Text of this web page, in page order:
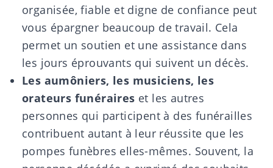
organisée, fiable et digne de confiance peut
vous épargner beaucoup de travail. Cela
permet un soutien et une assistance dans
les jours éprouvants qui suivent un décès.
Les aumôniers, les musiciens, les
orateurs funéraires et les autres
personnes qui participent à des funérailles
contribuent autant à leur réussite que les
pompes funèbres elles-mêmes. Souvent, la